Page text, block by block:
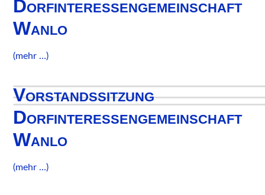
Dorfinteressengemeinschaft
Wanlo
(mehr …)
Vorstandssitzung
Dorfinteressengemeinschaft
Wanlo
(mehr …)